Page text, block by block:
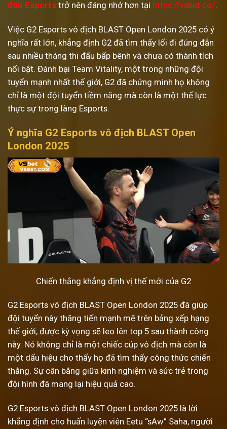
đấu Esports trở nên đáng nhớ hơn tại https://vsbet.co/.
Việc G2 Esports vô địch BLAST Open London 2025 có ý
nghĩa rất lớn, khẳng định G2 đã tìm thấy lối đi đúng đắn
sau nhiều tháng thi đấu bấp bênh và chưa có thành tích
nổi bật. Đánh bại Team Vitality, một trong những đội
tuyển mạnh nhất thế giới, G2 đã chứng minh họ không
chỉ là một đội tuyển tiềm năng mà còn là một thế lực
thực sự trong làng Esports.
Ý nghĩa G2 Esports vô địch BLAST Open
London 2025
Chiến thắng khẳng định vị thế mới của G2
G2 Esports vô địch BLAST Open London 2025 đã giúp
đội tuyển này thăng tiến mạnh mẽ trên bảng xếp hạng
thế giới, được kỳ vọng sẽ leo lên top 5 sau thành công
này. Nó không chỉ là một chiếc cúp vô địch mà còn là
một dấu hiệu cho thấy họ đã tìm thấy công thức chiến
thắng. Sự cân bằng giữa kinh nghiệm và sức trẻ trong
đội hình đã mang lại hiệu quả cao.
G2 Esports vô địch BLAST Open London 2025 là lời
khẳng định cho huấn luyện viên Eetu “sAw” Saha, người